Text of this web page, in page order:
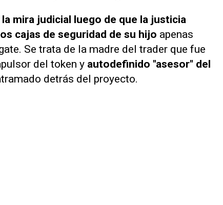
mira judicial luego de que la justicia
cajas de seguridad de su hijo apenas
Se trata de la madre del trader que fue
del token y autodefinido "asesor" del
detrás del proyecto.